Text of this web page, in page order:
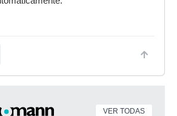
VER TODAS